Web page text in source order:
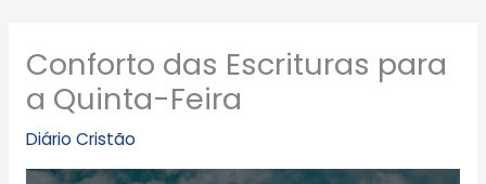
Conforto das Escrituras para
a Quinta-Feira
Diário Cristão